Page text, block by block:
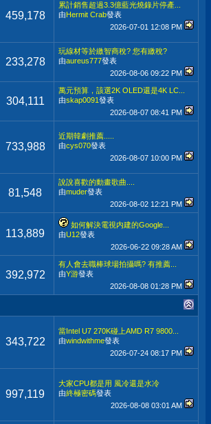
459,178
累計銷售超過3.3億藍光燒錄片停產...
由Hermit Crab發表
2026-07-01 12:08 PM
233,278
玩線材等於繳智商稅? 您有繳稅?
由aureus777發表
2026-08-06 09:22 PM
304,111
萬元預算，該選2K OLED還是4K LC...
由skap0091發表
2026-08-07 08:41 PM
733,988
近期韓劇推薦.....
由cys070發表
2026-08-07 10:00 PM
81,548
說說喜歡的動畫歌曲....
由muder發表
2026-08-02 12:21 PM
113,889
如何解決電視内建的Google...
由U12發表
2026-06-22 09:28 AM
392,972
有人會去職棒球場拍攝嗎? 有推薦...
由Y游發表
2026-08-08 01:28 PM
343,722
當Intel U7 270K碰上AMD R7 9800...
由windwithme發表
2026-07-24 08:17 PM
997,119
大家CPU都是用 風冷還是水冷
由終極密碼發表
2026-08-08 03:01 AM